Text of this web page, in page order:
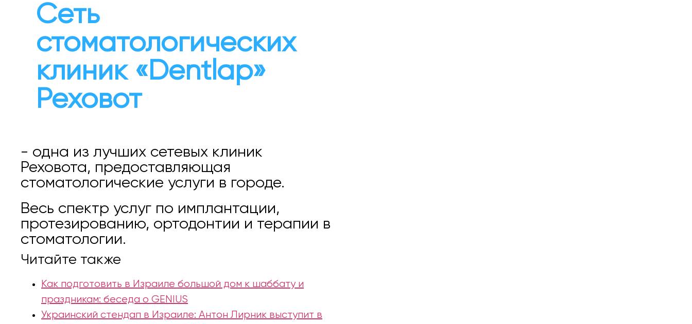
Сеть
стоматологических
клиник «Dentlap»
Реховот
- одна из лучших сетевых клиник
Реховота, предоставляющая
стоматологические услуги в городе.
Весь спектр услуг по имплантации,
протезированию, ортодонтии и терапии в
стоматологии.
Читайте также
Как подготовить в Израиле большой дом к шаббату и
праздникам: беседа о GENIUS
Украинский стендап в Израиле: Антон Лирник выступит в